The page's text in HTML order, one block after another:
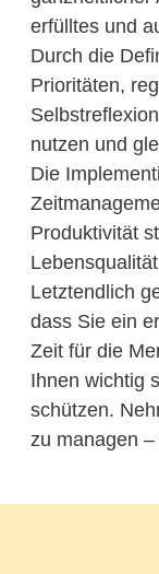
erfülltes und
Durch die
Prioritäten,
nutzen und
Die
Produktivität
Letztendlich
dass Sie ein
Zeit für die
Ihnen wichtig
schützen.
zu managen